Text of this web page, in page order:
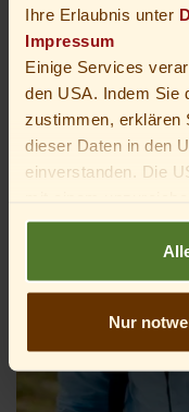
Ihre Erlaubnis unter
Impressum
Einige Services
den USA. Indem Sie
zustimmen, erklären
dieser Daten in den
einverstanden. Die
Standards
dass die Daten von
Du bist unter 16
optionale Services
oder
Services einzuwilligen.
Nur